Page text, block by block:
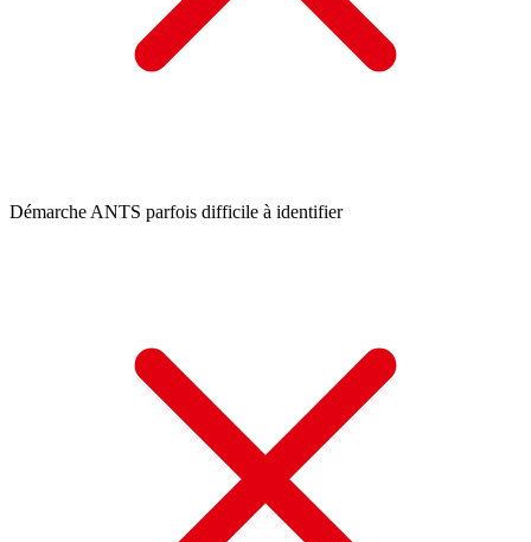
Démarche ANTS parfois difficile à identifier